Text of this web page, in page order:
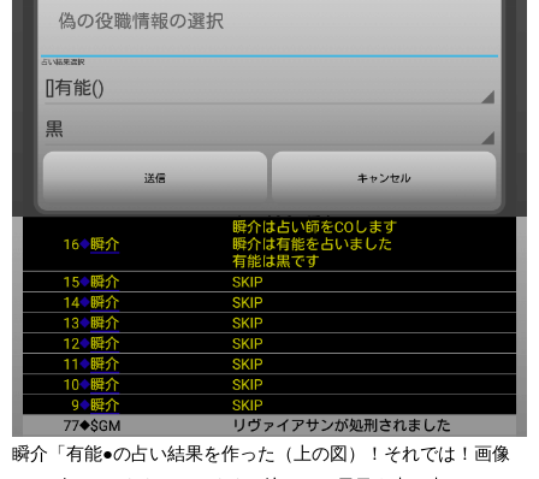
瞬介「有能●の占い結果を作った（上の図）！それでは！画像